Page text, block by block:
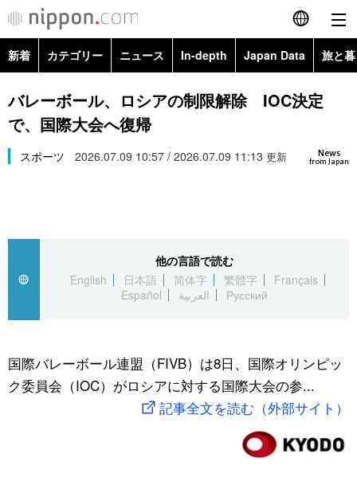
English
简体字
Русский
カテゴリー
経済・ビジネス
国際
文化
トップ
アーカイブ
In-depth
Japan Data
動画/Live
新着 カテゴリー ニュース In-depth Japan Data 旅と
政治・外交
経済・ビジネス
スポーツ・東京2020
Topics
バレーボール、ロシアの制限解除 IOC決定
で、国際大会へ復帰
News
from Japan
スポーツ 2026.07.09 10:57 / 2026.07.09 11:13 更新
他の言語で読む
English
日本語 简体字 繁體字
Français
Español
العربية Русский
国際バレーボール連盟（FIVB）は8日、国際オリンピッ
ク委員会（IOC）がロシアに対する国際大会の参...
記事全文を読む（外部サイト）